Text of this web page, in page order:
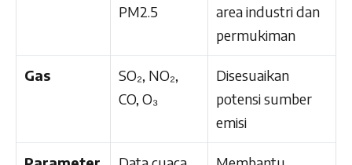
PM2.5
area industri dan
permukiman
Gas
SO₂, NO₂,
CO, O₃
Disesuaikan
potensi sumber
emisi